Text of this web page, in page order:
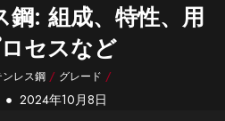
: 組成、特性、用
セスなど
ンレス鋼/ グレード /
2024年10月8日